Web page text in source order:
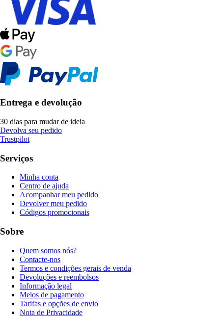
Entrega e devolução
30 dias para mudar de ideia
Devolva seu pedido
Trustpilot
Serviços
Minha conta
Centro de ajuda
Acompanhar meu pedido
Devolver meu pedido
Códigos promocionais
Sobre
Quem somos nós?
Contacte-nos
Termos e condições gerais de venda
Devoluções e reembolsos
Informação legal
Meios de pagamento
Tarifas e opções de envio
Nota de Privacidade